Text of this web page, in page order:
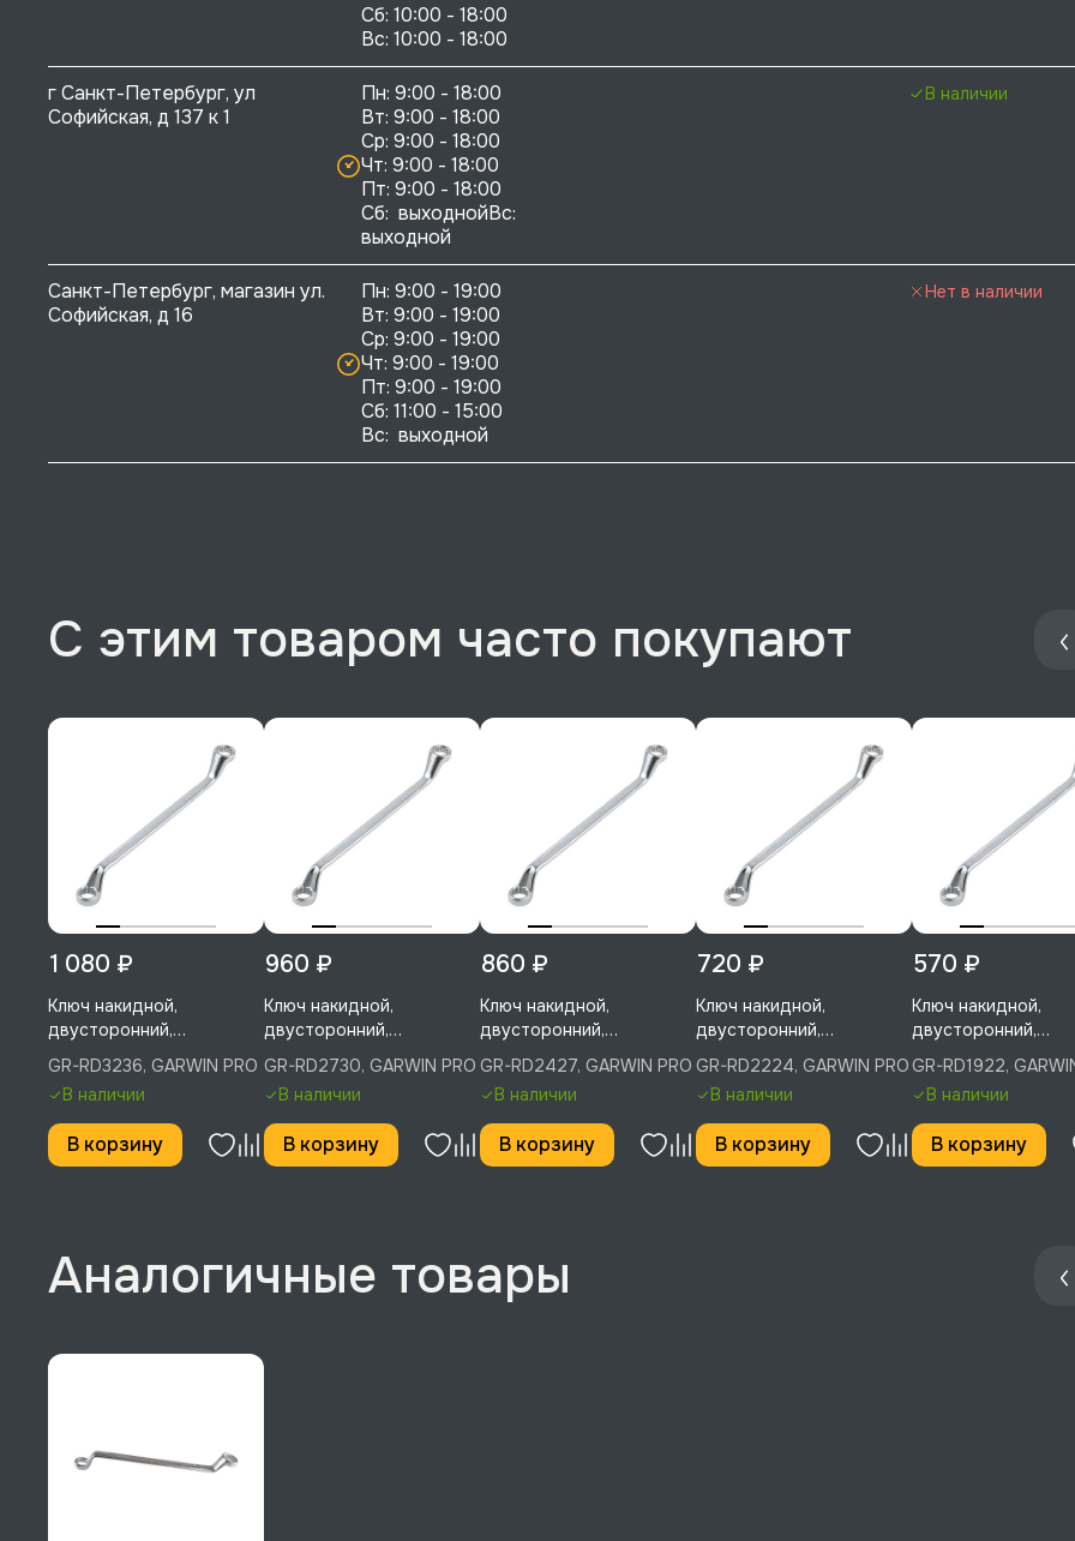
Сб: 10:00 - 18:00
г Санкт-Петербург, ул
Софийская, д 137 к 1
Пн: 9:00 - 18:00
Вт: 9:00 - 18:00
Ср: 9:00 - 18:00
Чт: 9:00 - 18:00
Пт: 9:00 - 18:00
Сб:  выходнойВс:
выходной
В наличии
Санкт-Петербург, магазин ул.
Софийская, д 16
Пн: 9:00 - 19:00
Вт: 9:00 - 19:00
Ср: 9:00 - 19:00
Чт: 9:00 - 19:00
Пт: 9:00 - 19:00
Сб: 11:00 - 15:00
Вс:  выходной
Нет в наличии
С этим товаром часто покупают
1 080 ₽
Ключ накидной,
двусторонний,
изогнутый, 75°, 32 мм, 36
мм, GARWIN PRO, GR-
RD3236
GR-RD3236, GARWIN PRO
В наличии
В корзину
960 ₽
Ключ накидной,
двусторонний,
изогнутый, 75°, 27 мм, 30
мм, GARWIN PRO, GR-
RD2730
GR-RD2730, GARWIN PRO
В наличии
В корзину
860 ₽
Ключ накидной,
двусторонний,
изогнутый, 75°, 24 мм, 27
мм, GARWIN PRO, GR-
RD2427
GR-RD2427, GARWIN PRO
В наличии
В корзину
720 ₽
Ключ накидной,
двусторонний,
изогнутый, 75°, 22 мм, 24
мм, GARWIN PRO, GR-
RD2224
GR-RD2224, GARWIN PRO
В наличии
В корзину
570 ₽
Ключ накидной,
двусторонний,
изогнутый, 75°, 19
мм, GARWIN PRO,
RD1922
GR-RD1922,
В наличии
В корзину